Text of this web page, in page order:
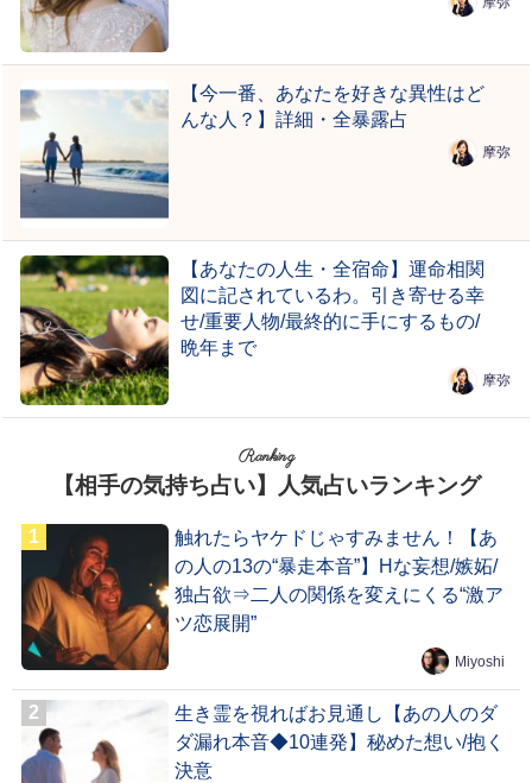
【今一番、あなたを好きな異性はど
んな人？】詳細・全暴露占
摩弥
【あなたの人生・全宿命】運命相関
図に記されているわ。引き寄せる幸
せ/重要人物/最終的に手にするもの/
晩年まで
摩弥
Ranking
【相手の気持ち占い】人気占いランキング
触れたらヤケドじゃすみません！【あ
の人の13の“暴走本音”】Hな妄想/嫉妬/
独占欲⇒二人の関係を変えにくる“激ア
ツ恋展開”
Miyoshi
生き霊を視ればお見通し【あの人のダ
ダ漏れ本音◆10連発】秘めた想い/抱く
決意